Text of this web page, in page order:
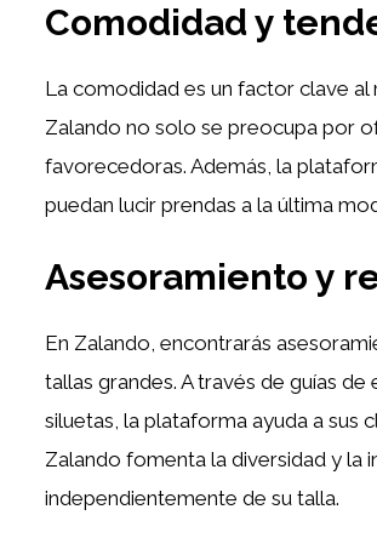
Comodidad y
La comodidad es un factor clave
Zalando no solo se preocupa por
favorecedoras. Además, la
puedan lucir prendas a la última
Asesoramiento y
En Zalando, encontrarás
tallas grandes. A través de guías
siluetas, la plataforma ayuda a sus
Zalando fomenta la diversidad y la
independientemente de su talla.